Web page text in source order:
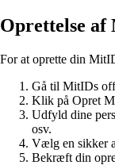
Oprettelse
For at oprette din
Gå til MitIDs
Klik på Opret
Udfyld dine
osv.
Vælg en sikker
Bekræft din